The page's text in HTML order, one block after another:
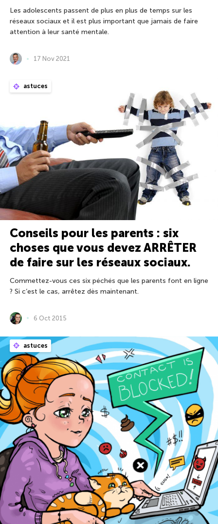
Les adolescents passent de plus en plus de temps sur les
réseaux sociaux et il est plus important que jamais de faire
attention à leur santé mentale.
17 Nov 2021
astuces
Conseils pour les parents : six
choses que vous devez ARRÊTER
de faire sur les réseaux sociaux.
Commettez-vous ces six péchés que les parents font en ligne
? Si c’est le cas, arrêtez dès maintenant.
6 Oct 2015
astuces